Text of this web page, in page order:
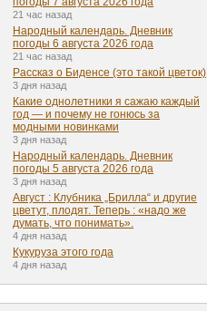
21 час назад
Народный календарь. Дневник
погоды 6 августа 2026 года
21 час назад
Рассказ о Биденсе (это такой цветок)
3 дня назад
Какие однолетники я сажаю каждый
год — и почему не гонюсь за
модными новинками
3 дня назад
Народный календарь. Дневник
погоды 5 августа 2026 года
3 дня назад
Август : Клубника „Брилла“ и другие
цветут, плодят. Теперь : «надо же
думать, что понимать».
4 дня назад
Кукуруза этого года
4 дня назад